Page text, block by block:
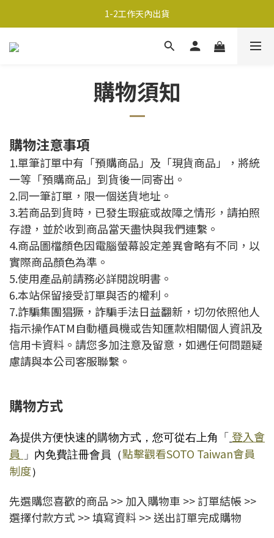
超商取貨690免運；宅配990免運
1-2工作天內出貨
超商取貨690免運；宅配990免運
購物須知
購物注意事項
1.單筆訂單中有「預購商品」及「現貨商品」，將統
一等「預購商品」到貨後一同寄出。
2.同一筆訂單，限一個送貨地址。
3.若商品到貨時，已發生瑕疵或故障之情形，請拍照
存證，並於收到商品當天盡快與我們連繫。
4.商品圖檔顏色因電腦螢幕設定差異會略有不同，以
實際商品顏色為準。
5.使用產品前請務必詳閱說明書。
6.本站保留接受訂單與否的權利。
7.詐騙集團猖獗，詐騙手法日益翻新，切勿依照他人
指示操作ATM自動櫃員機或告知匯款相關個人資訊及
信用卡資料。請您多加注意及留意，如遇任何問題疑
慮請與本公司客服聯繫。
購物方式
為提供方便快速的購物方式，您可從右上角「 登入會
員 」內免費註冊會員（點擊觀看SOTO Taiwan會員
制度）
先選購您喜歡的商品 >> 加入購物車 >> 訂單結帳 >>
選擇付款方式 >> 填寫資料 >> 送出訂單完成購物